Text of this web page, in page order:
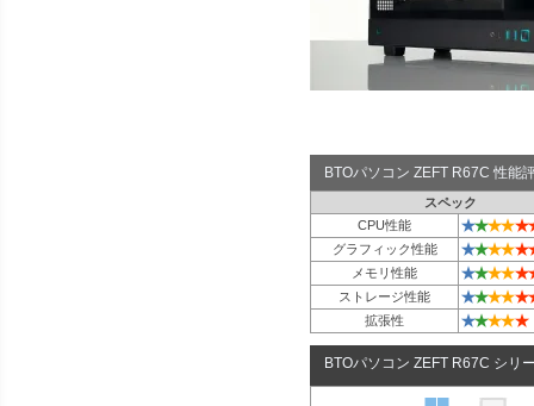
BTOパソコン ZEFT R67C 性能
スペック
CPU性能
★★★★★
グラフィック性能 ★★★★★
メモリ性能 ★★★★★
ストレージ性能 ★★★★★
拡張性 ★★★★★
BTOパソコン ZEFT R67C シリ